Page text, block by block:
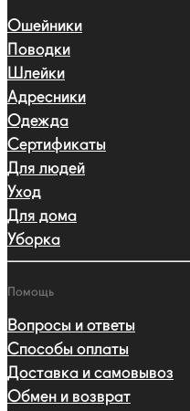
Ошейники
Поводки
Шлейки
Адресники
Одежда
Сертификаты
Для людей
Уход
Для дома
Уборка
Помощь
Вопросы и ответы
Способы оплаты
Доставка и самовывоз
Обмен и возврат